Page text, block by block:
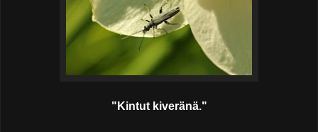
"Kintut kiveränä."